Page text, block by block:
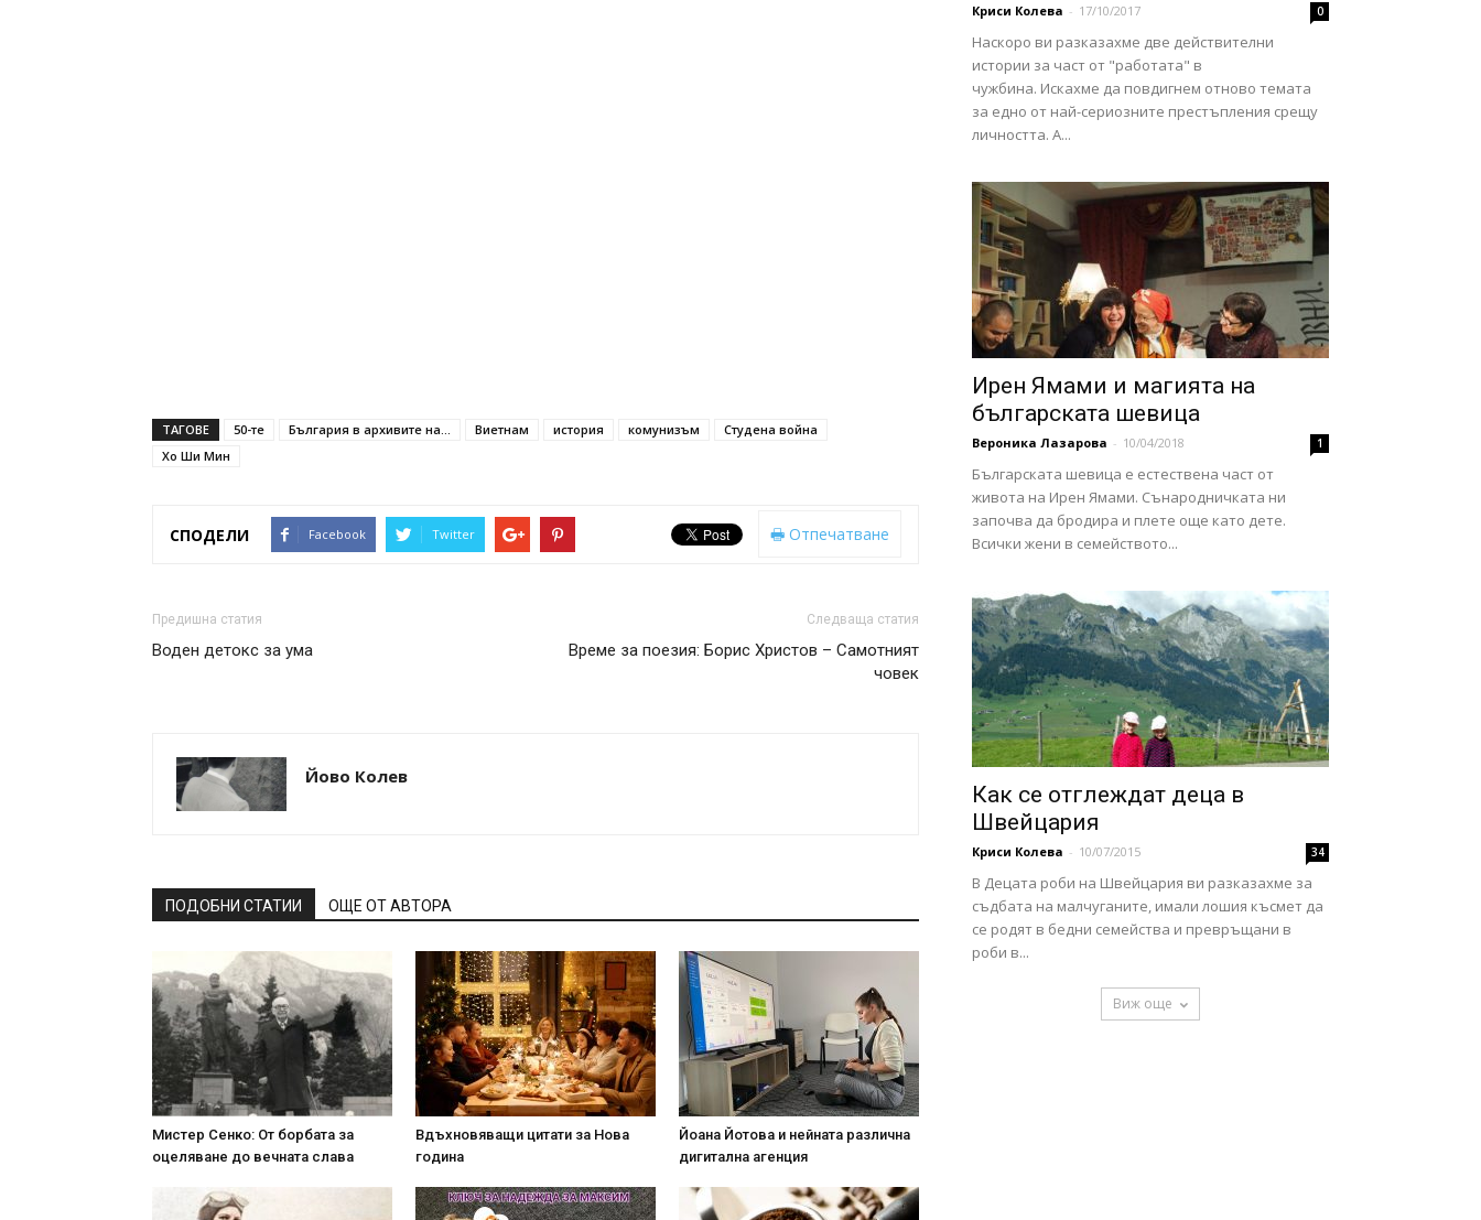
ТАГОВЕ 50-те България в архивите на... Виетнам история комунизъм
Студена война
Хо Ши Мин
СПОДЕЛИ Facebook Twitter Отпечатване
Предишна статия
Воден детокс за ума
Следваща статия
Време за поезия: Борис Христов – Самотният
човек
Йово Колев
ПОДОБНИ СТАТИИ ОЩЕ ОТ АВТОРА
Мистер Сенко: От борбата за
оцеляване до вечната слава
Вдъхновяващи цитати за Нова
година
Йоана Йотова и нейната различна
дигитална агенция
Криси Колева - 17/10/2017 0
Наскоро ви разказахме две действителни
истории за част от "работата" в
чужбина. Искахме да повдигнем отново темата
за едно от най-сериозните престъпления срещу
личността. А...
Ирен Ямами и магията на
българската шевица
Вероника Лазарова - 10/04/2018 1
Българската шевица е естествена част от
живота на Ирен Ямами. Сънародничката ни
започва да бродира и плете още като дете.
Всички жени в семейството...
Как се отглеждат деца в
Швейцария
Криси Колева - 10/07/2015 34
В Децата роби на Швейцария ви разказахме за
съдбата на малчуганите, имали лошия късмет да
се родят в бедни семейства и превръщани в
роби в...
Виж още